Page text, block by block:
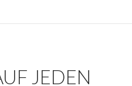
JEDEN